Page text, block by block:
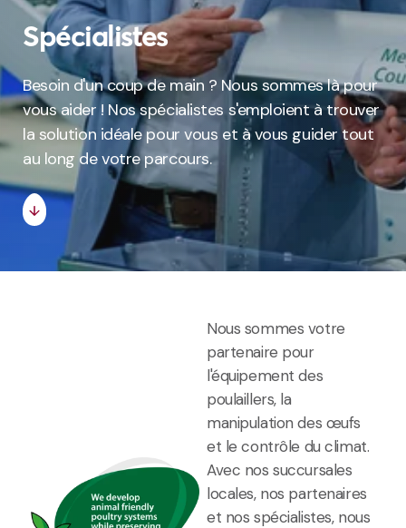
Spécialistes
Besoin d'un coup de main ? Nous sommes là pour
vous aider ! Nos spécialistes s'emploient à trouver
la solution idéale pour vous et à vous guider tout
au long de votre parcours.
Nous sommes votre
partenaire pour
l'équipement des
poulaillers, la
manipulation des œufs
et le contrôle du climat.
Avec nos succursales
locales, nos partenaires
et nos spécialistes, nous